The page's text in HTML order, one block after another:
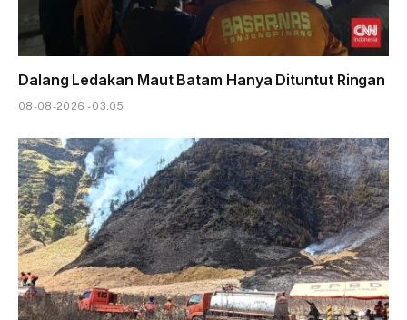
Dalang Ledakan Maut Batam Hanya Dituntut Ringan
08-08-2026 - 03.05